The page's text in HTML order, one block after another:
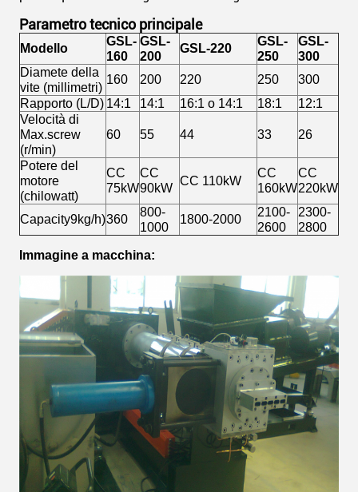
Parametro tecnico principale
Modello
GSL-
160
GSL-
200
GSL-220
GSL-
250
GSL-
300
Diamete della
vite (millimetri)
160 200 220 250
300
Rapporto (L/D) 14:1 14:1 16:1 o 14:1 18:1
12:1
Velocità di
Max.screw
(r/min)
60 55 44 33 26
Potere del
motore
(chilowatt)
CC
75kW
CC
90kW
CC 110kW
CC
160kW
CC
220kW
Capacity9kg/h)360
800-
1000
1800-2000
2100-
2600
2300-
2800
Immagine a macchina: